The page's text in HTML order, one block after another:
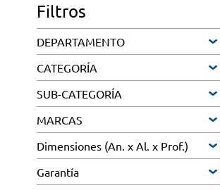
Filtros
DEPARTAMENTO
CATEGORÍA
SUB-CATEGORÍA
MARCAS
Dimensiones (An. x Al. x Prof.)
Garantía